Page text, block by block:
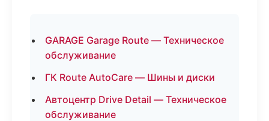
GARAGE Garage Route — Техническое
обслуживание
ГК Route AutoCare — Шины и диски
Автоцентр Drive Detail — Техническое
обслуживание